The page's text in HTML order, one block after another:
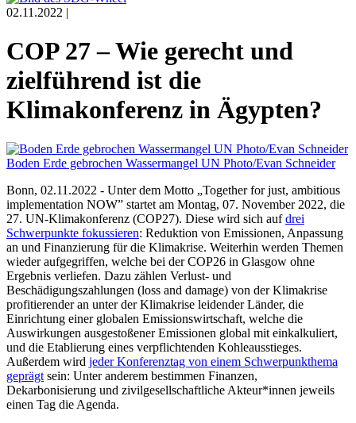
02.11.2022 |
COP 27 – Wie gerecht und
zielführend ist die
Klimakonferenz in Ägypten?
Boden Erde gebrochen Wassermangel UN Photo/Evan Schneider
Bonn, 02.11.2022 - Unter dem Motto „Together for just, ambitious
implementation NOW” startet am Montag, 07. November 2022, die
27. UN-Klimakonferenz (COP27). Diese wird sich aufdrei
Schwerpunkte fokussieren: Reduktion von Emissionen, Anpassung
an und Finanzierung für die Klimakrise. Weiterhin werden Themen
wieder aufgegriffen, welche bei der COP26 in Glasgow ohne
Ergebnis verliefen. Dazu zählen Verlust­- und
Beschädigungszahlungen (loss and damage) von der Klimakrise
profitierender an unter der Klimakrise leidender Länder, die
Einrichtung einer globalen Emissionswirtschaft, welche die
Auswirkungen ausgestoßener Emissionen global mit einkalkuliert,
und die Etablierung eines verpflichtenden Kohleausstieges.
Außerdem wird jeder Konferenztag von einem Schwerpunkthema
geprägt sein: Unter anderem bestimmen Finanzen,
Dekarbonisierung und zivilgesellschaftliche Akteur*innen jeweils
einen Tag die Agenda.